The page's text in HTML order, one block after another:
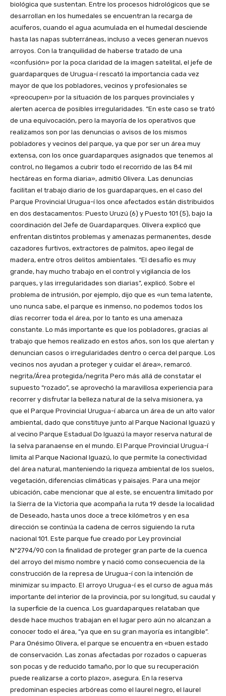
biológica que sustentan. Entre los procesos hidrológicos que se
desarrollan en los humedales se encuentran la recarga de
acuíferos, cuando el agua acumulada en el humedal desciende
hasta las napas subterráneas, incluso a veces generan nuevos
arroyos. Con la tranquilidad de haberse tratado de una
«confusión» por la poca claridad de la imagen satelital, el jefe de
guardaparques de Urugua-í rescató la importancia cada vez
mayor de que los pobladores, vecinos y profesionales se
«preocupen» por la situación de los parques provinciales y
alerten acerca de posibles irregularidades. “En este caso se trató
de una equivocación, pero la mayoría de los operativos que
realizamos son por las denuncias o avisos de los mismos
pobladores y vecinos del parque, ya que por ser un área muy
extensa, con los once guardaparques asignados que tenemos al
control, no llegamos a cubrir todo el recorrido de las 84 mil
hectáreas en forma diaria», admitió Olivera. Las denuncias
facilitan el trabajo diario de los guardaparques, en el caso del
Parque Provincial Urugua-í los once afectados están distribuidos
en dos destacamentos: Puesto Uruzú (6) y Puesto 101 (5), bajo la
coordinación del Jefe de Guardaparques. Olivera explicó que
enfrentan distintos problemas y amenazas permanentes, desde
cazadores furtivos, extractores de palmitos, apeo ilegal de
madera, entre otros delitos ambientales. “El desafío es muy
grande, hay mucho trabajo en el control y vigilancia de los
parques, y las irregularidades son diarias”, explicó. Sobre el
problema de intrusión, por ejemplo, dijo que es «un tema latente,
uno nunca sabe, el parque es inmenso, no podemos todos los
días recorrer toda el área, por lo tanto es una amenaza
constante. Lo más importante es que los pobladores, gracias al
trabajo que hemos realizado en estos años, son los que alertan y
denuncian casos o irregularidades dentro o cerca del parque. Los
vecinos nos ayudan a proteger y cuidar el área», remarcó.
negrita/Área protegida/negrita Pero más allá de constatar el
supuesto “rozado”, se aprovechó la maravillosa experiencia para
recorrer y disfrutar la belleza natural de la selva misionera, ya
que el Parque Provincial Urugua-í abarca un área de un alto valor
ambiental, dado que constituye junto al Parque Nacional Iguazú y
al vecino Parque Estadual Do Iguazú la mayor reserva natural de
la selva paranaense en el mundo. El Parque Provincial Urugua-í
limita al Parque Nacional Iguazú, lo que permite la conectividad
del área natural, manteniendo la riqueza ambiental de los suelos,
vegetación, diferencias climáticas y paisajes. Para una mejor
ubicación, cabe mencionar que al este, se encuentra limitado por
la Sierra de la Victoria que acompaña la ruta 19 desde la localidad
de Deseado, hasta unos doce a trece kilómetros y en esa
dirección se continúa la cadena de cerros siguiendo la ruta
nacional 101. Este parque fue creado por Ley provincial
Nº2794/90 con la finalidad de proteger gran parte de la cuenca
del arroyo del mismo nombre y nació como consecuencia de la
construcción de la represa de Urugua-í con la intención de
minimizar su impacto. El arroyo Urugua-í es el curso de agua más
importante del interior de la provincia, por su longitud, su caudal y
la superficie de la cuenca. Los guardaparques relataban que
desde hace muchos trabajan en el lugar pero aún no alcanzan a
conocer todo el área, “ya que en su gran mayoría es intangible”.
Para Onésimo Olivera, el parque se encuentra en «buen estado
de conservación. Las zonas afectadas por rozados o capueras
son pocas y de reducido tamaño, por lo que su recuperación
puede realizarse a corto plazo», asegura. En la reserva
predominan especies arbóreas como el laurel negro, el laurel